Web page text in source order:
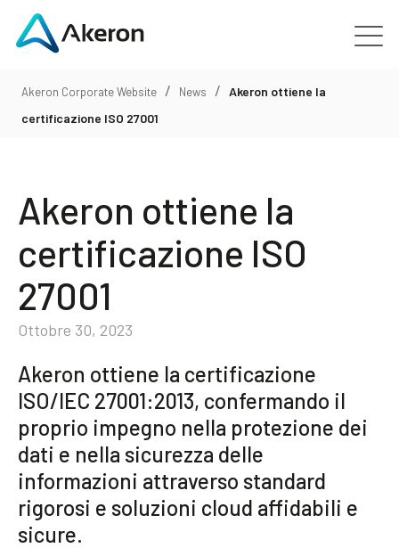
Piattaforme
Clienti
Le persone
News
Contattaci
Community
IT
Akeron Corporate Website / News / Akeron ottiene la
certificazione ISO 27001
Akeron ottiene la
certificazione ISO
27001
Ottobre 30, 2023
Akeron ottiene la certificazione
ISO/IEC 27001:2013, confermando il
proprio impegno nella protezione dei
dati e nella sicurezza delle
informazioni attraverso standard
rigorosi e soluzioni cloud affidabili e
sicure.